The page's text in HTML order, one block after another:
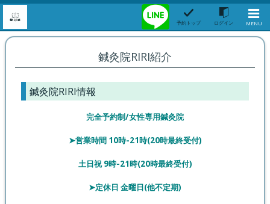
予約トップ ログイン MENU
鍼灸院RIRI紹介
鍼灸院RIRI情報
完全予約制/女性専用鍼灸院
➤営業時間 10時-21時(20時最終受付)
土日祝 9時-21時(20時最終受付)
➤定休日 金曜日(他不定期)